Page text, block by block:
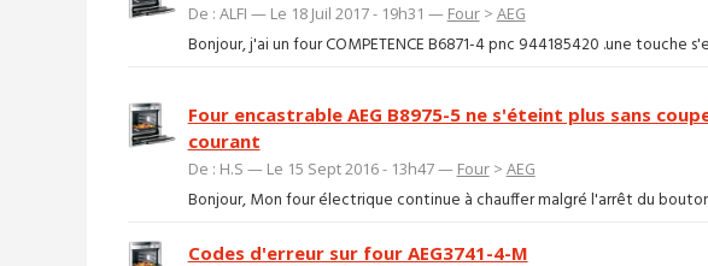
De : ALFI — Le 18 Juil 2017 - 19h31 — Four> AEG
Bonjour, j'ai un four COMPETENCE B6871-4 pnc 944185420 .une touche
Four encastrable AEG B8975-5 ne s'éteint plus sans
courant
De : H.S — Le 15 Sept 2016 - 13h47 — Four> AEG
Bonjour, Mon four électrique continue à chauffer malgré l'arrêt du
Codes d'erreur sur four AEG3741-4-M